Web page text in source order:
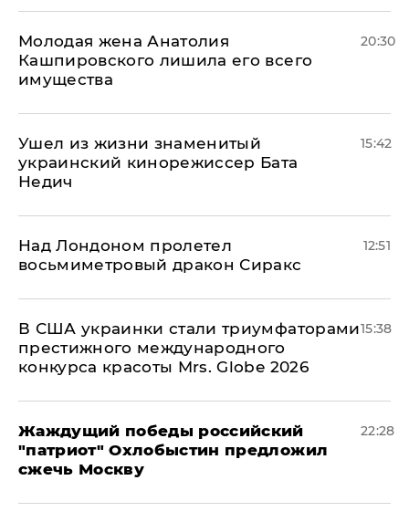
Молодая жена Анатолия
Кашпировского лишила его всего
имущества
20:30
Ушел из жизни знаменитый
украинский кинорежиссер Бата
Недич
15:42
Над Лондоном пролетел
восьмиметровый дракон Сиракс
12:51
В США украинки стали триумфаторами
престижного международного
конкурса красоты Mrs. Globe 2026
15:38
Жаждущий победы российский
"патриот" Охлобыстин предложил
сжечь Москву
22:28